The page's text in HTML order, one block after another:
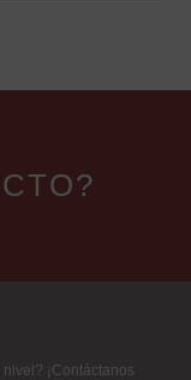
¡Contáctanos